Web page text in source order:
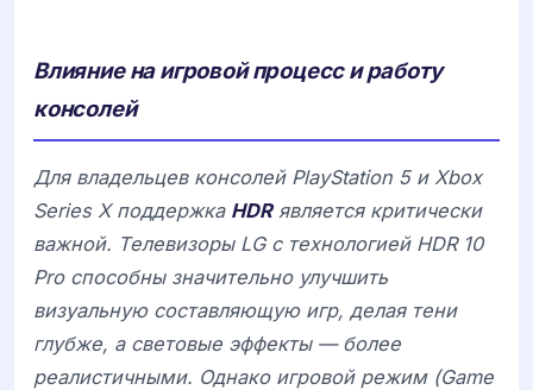
Влияние на игровой процесс и работу
консолей
Для владельцев консолей PlayStation 5и Xbox
Series Xподдержка HDRявляется критически
важной. Телевизоры LGс технологией HDR 10
Proспособны значительно улучшить
визуальную составляющую игр, делая тени
глубже, а световые эффекты — более
реалистичными. Однако игровой режим (Game